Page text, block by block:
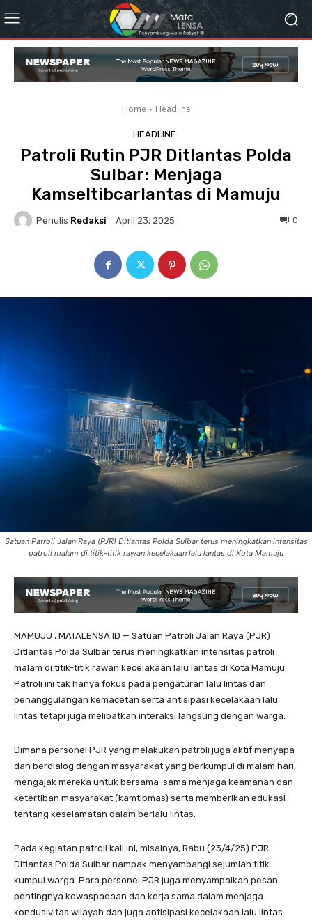
Home Headline
HEADLINE
Patroli Rutin PJR Ditlantas Polda
Sulbar: Menjaga
Kamseltibcarlantas di Mamuju
Penulis Redaksi April 23, 2025 0
Satuan Patroli Jalan Raya (PJR) Ditlantas Polda Sulbar terus meningkatkan intensitas
patroli malam di titik-titik rawan kecelakaan lalu lantas di Kota Mamuju
MAMUJU , MATALENSA.ID — Satuan Patroli Jalan Raya (PJR)
Ditlantas Polda Sulbar terus meningkatkan intensitas patroli
malam di titik-titik rawan kecelakaan lalu lantas di Kota Mamuju.
Patroli ini tak hanya fokus pada pengaturan lalu lintas dan
penanggulangan kemacetan serta antisipasi kecelakaan lalu
lintas tetapi juga melibatkan interaksi langsung dengan warga.
Dimana personel PJR yang melakukan patroli juga aktif menyapa
dan berdialog dengan masyarakat yang berkumpul di malam hari,
mengajak mereka untuk bersama-sama menjaga keamanan dan
ketertiban masyarakat (kamtibmas) serta memberikan edukasi
tentang keselamatan dalam berlalu lintas.
Pada kegiatan patroli kali ini, misalnya, Rabu (23/4/25) PJR
Ditlantas Polda Sulbar nampak menyambangi sejumlah titik
kumpul warga. Para personel PJR juga menyampaikan pesan
pentingnya kewaspadaan dan kerja sama dalam menjaga
kondusivitas wilayah dan juga antisipasi kecelakaan lalu lintas.